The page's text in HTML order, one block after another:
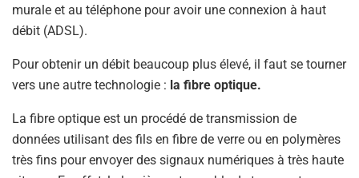
murale et au téléphone pour avoir une connexion à haut
débit (ADSL).
Pour obtenir un débit beaucoup plus élevé, il faut se tourner
vers une autre technologie : la fibre optique.
La fibre optique est un procédé de transmission de
données utilisant des fils en fibre de verre ou en polymères
très fins pour envoyer des signaux numériques à très haute